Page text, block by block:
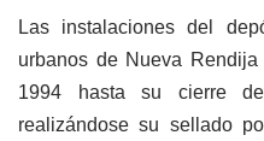
Las instalaciones del
urbanos de Nueva
1994 hasta su cierre
realizándose su sellado